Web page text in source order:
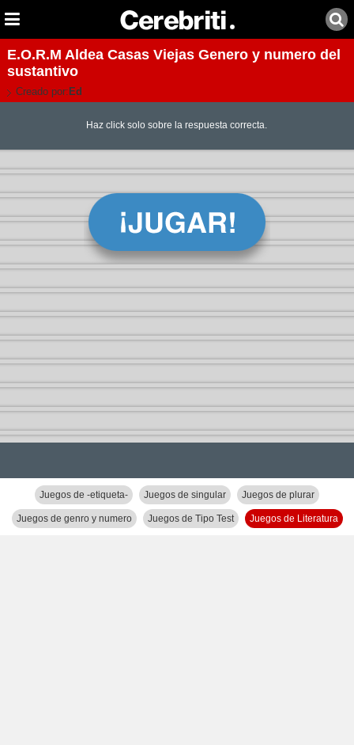
E.O.R.M Aldea Casas Viejas Genero y numero del
sustantivo
Creado por: Ed
Haz click solo sobre la respuesta correcta.
Juegos de -etiqueta- Juegos de singular Juegos de plurar
Juegos de genro y numero Juegos de Tipo Test Juegos de Literatura